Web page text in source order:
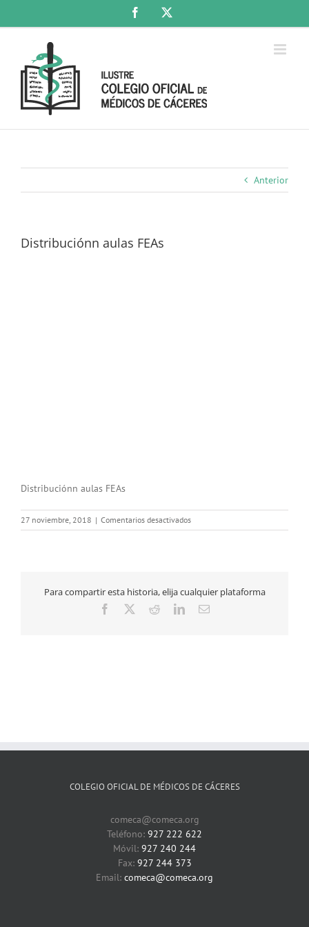
Facebook
Anterior
Distribuciónn aulas FEAs
Distribuciónn aulas FEAs
27 noviembre, 2018 | Comentarios desactivadosen
Distribuciónn
Para compartir esta historia, elija cualquier plataforma
Facebook RedditLinkedInCorreo
COLEGIO OFICIAL DE MÉDICOS DE CÁCERES
comeca@comeca.org
Teléfono: 927 222 622
Móvil: 927 240 244
Fax: 927 244 373
Email: comeca@comeca.org